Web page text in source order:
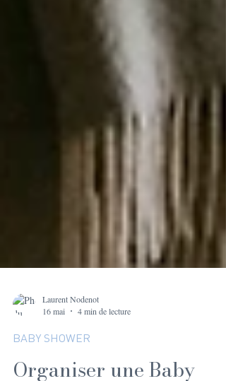
Laurent Nodenot
16 mai
4 min de lecture
BABY SHOWER